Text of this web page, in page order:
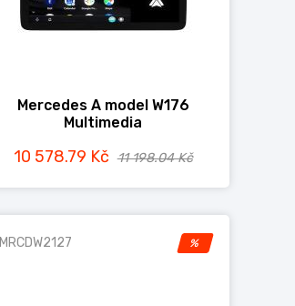
Mercedes A model W176
Multimedia
10 578.79 Kč 11 198.04 Kč
%
MRCDW2127